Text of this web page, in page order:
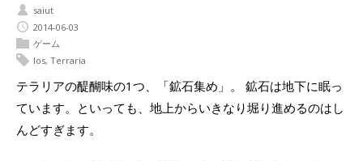
saiut
2014-06-03
ゲーム
Ios, Terraria
テラリアの醍醐味の1つ、「鉱石集め」。 鉱石は地下に眠っ
ています。といっても、地上からいきなり堀り進めるのはし
んどすぎます。